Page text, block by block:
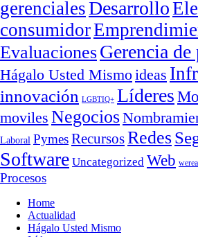
gerencialesDesarrollo
consumidor
EvaluacionesGerencia de
Hágalo Usted Mismoideas
innovación LGBTIQ+ Líderes
moviles Negocios
Laboral PymesRecursosRedes
Software Uncategorized Web
Procesos
Home
Actualidad
Hágalo Usted Mismo